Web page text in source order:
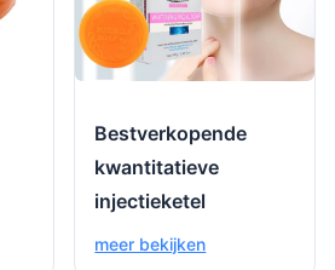
Bestverkopende
kwantitatieve
injectieketel
meer bekijken